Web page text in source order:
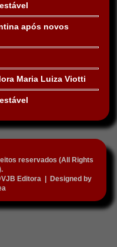
após novos
Maria Luiza Viotti
reservados (All Rights
Editora|
Designed by